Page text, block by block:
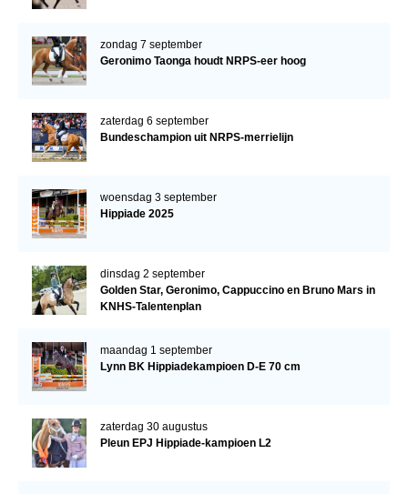
zondag 7 september
Geronimo Taonga houdt NRPS-eer hoog
zaterdag 6 september
Bundeschampion uit NRPS-merrielijn
woensdag 3 september
Hippiade 2025
dinsdag 2 september
Golden Star, Geronimo, Cappuccino en Bruno Mars in
KNHS-Talentenplan
maandag 1 september
Lynn BK Hippiadekampioen D-E 70 cm
zaterdag 30 augustus
Pleun EPJ Hippiade-kampioen L2